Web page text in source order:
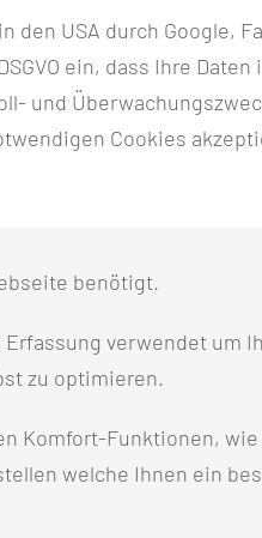
Thiem
USA durch Google,
ein, dass Ihre
und
Cookies
benötigt.
verwendet um
zu optimieren.
Komfort-Funktionen, wie
welche Ihnen ein